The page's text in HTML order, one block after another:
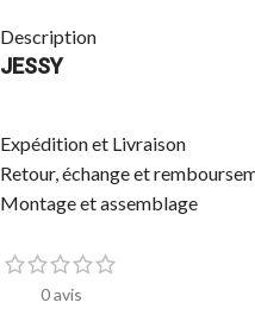
Description
JESSY
Expédition et Livraison
Retour, échange et
Montage et assemblage
0 avis